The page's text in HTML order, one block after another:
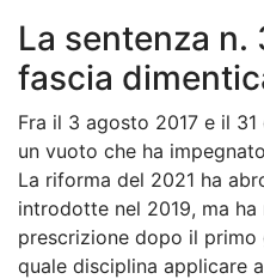
La sentenza n.
fascia
Fra il 3 agosto 2017 e il
un vuoto che ha
La riforma del 2021 ha
introdotte nel 2019, ma
prescrizione dopo il primo
quale disciplina applicare